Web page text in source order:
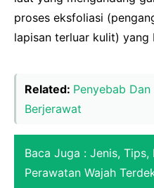
proses eksfoliasi
lapisan terluar kulit) yang
Related: Penyebab
Berjerawat
Baca Juga : Jenis, Tips,
Perawatan Wajah